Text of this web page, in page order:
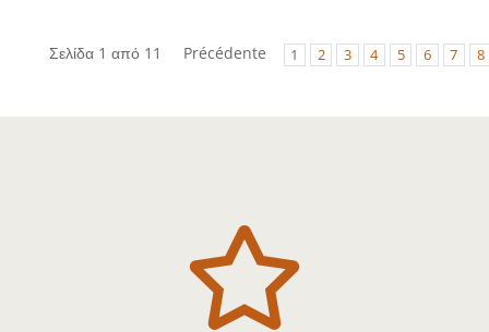
Σελίδα 1 από 11 Précédente 1 2 3 4 5 6 7 8
